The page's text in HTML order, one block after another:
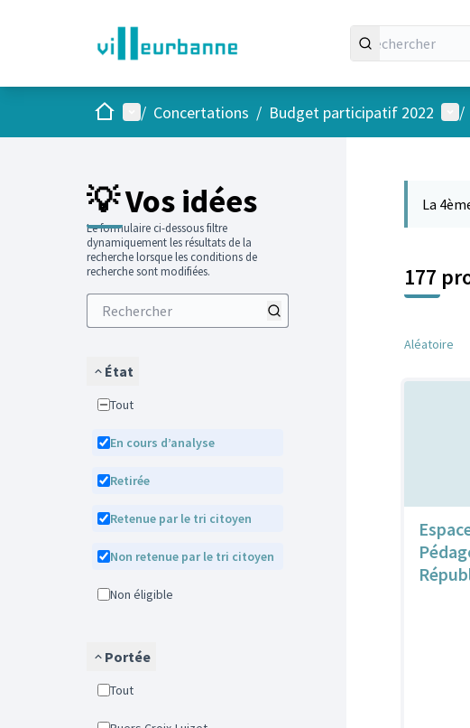
AccueilMenu principal
/ Concertations / Budget participatif 2022 /
💡 Vos idées
Le formulaire ci-dessous filtre
dynamiquement les résultats de la
recherche lorsque les conditions de
recherche sont modifiées.
État
Tout
En cours d’analyse
Retirée
Retenue par le tri citoyen
Non retenue par le tri citoyen
Non éligible
Portée
Tout
La
177
Aléatoire